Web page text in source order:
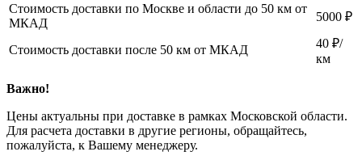
Стоимость доставки по Москве и области до 50 км от
МКАД
5000 ₽
Стоимость доставки после 50 км от МКАД
40 ₽/
км
Важно!
Цены актуальны при доставке в рамках Московской области.
Для расчета доставки в другие регионы, обращайтесь,
пожалуйста, к Вашему менеджеру.